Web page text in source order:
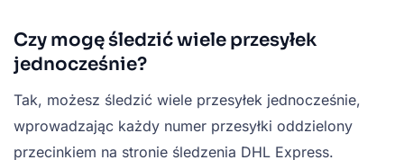
Czy mogę śledzić wiele przesyłek
jednocześnie?
Tak, możesz śledzić wiele przesyłek jednocześnie,
wprowadzając każdy numer przesyłki oddzielony
przecinkiem na stronie śledzenia DHL Express.